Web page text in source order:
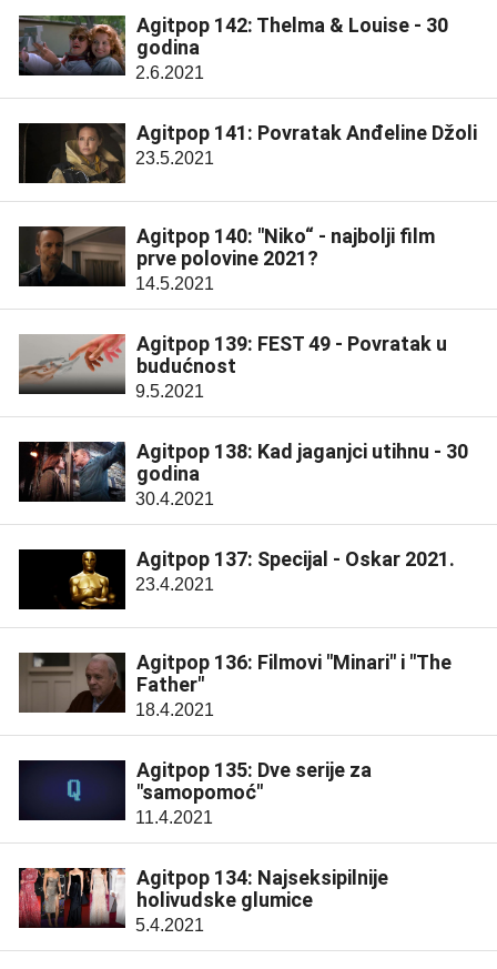
Agitpop 142: Thelma & Louise - 30
godina
2.6.2021
Agitpop 141: Povratak Anđeline Džoli
23.5.2021
Agitpop 140: "Niko“ - najbolji film
prve polovine 2021?
14.5.2021
Agitpop 139: FEST 49 - Povratak u
budućnost
9.5.2021
Agitpop 138: Kad jaganjci utihnu - 30
godina
30.4.2021
Agitpop 137: Specijal - Oskar 2021.
23.4.2021
Agitpop 136: Filmovi "Minari" i "The
Father"
18.4.2021
Agitpop 135: Dve serije za
"samopomoć"
11.4.2021
Agitpop 134: Najseksipilnije
holivudske glumice
5.4.2021